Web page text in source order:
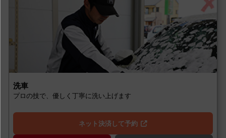
洗車
プロの技で、優しく丁寧に洗い上げます
ネット決済して予約